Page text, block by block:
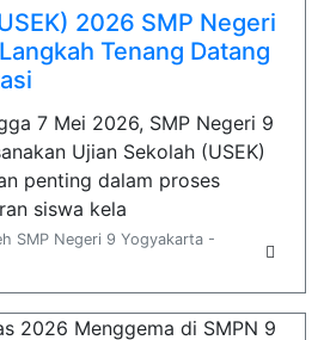
2026 SMP Negeri
Tenang Datang
7 Mei 2026, SMP Negeri 9
Ujian Sekolah (USEK)
penting dalam proses
siswa kela
SMP Negeri 9 Yogyakarta -